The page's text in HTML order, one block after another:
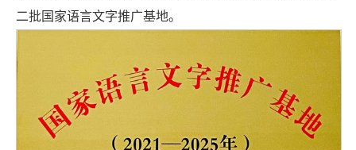
二批国家语言文字推广基地。